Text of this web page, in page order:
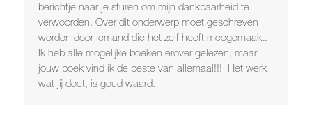
berichtje naar je sturen om mijn dankbaarheid te
verwoorden. Over dit onderwerp moet geschreven
worden door iemand die het zelf heeft meegemaakt.
Ik heb alle mogelijke boeken erover gelezen, maar
jouw boek vind ik de beste van allemaal!!! Het werk
wat jij doet, is goud waard.